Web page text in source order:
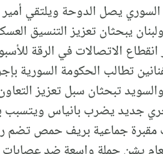
يصل الدوحة ويلتقي
يبحثان تعزيز التنسيق
انقطاع الاتصالات في الرقة
تطالب الحكومة السورية
تبحثان سبل تعزيز
جديد يضرب بانياس ويتسبب
مقبرة جماعية بريف حمص تضم